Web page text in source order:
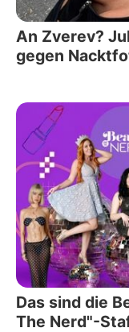
An Zverev?
gegen
Das sind die
The Nerd"-